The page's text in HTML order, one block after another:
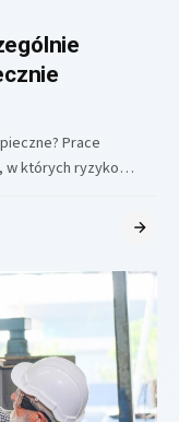
Prace
w których ryzyko